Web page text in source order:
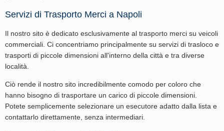
Servizi di Trasporto Merci a Napoli
Il nostro sito è dedicato esclusivamente al trasporto merci su veicoli
commerciali. Ci concentriamo principalmente su servizi di trasloco e
trasporti di piccole dimensioni all'interno della città e tra diverse
località.
Ciò rende il nostro sito incredibilmente comodo per coloro che
hanno bisogno di trasportare un carico di piccole dimensioni.
Potete semplicemente selezionare un esecutore adatto dalla lista e
contattarlo direttamente, senza intermediari.